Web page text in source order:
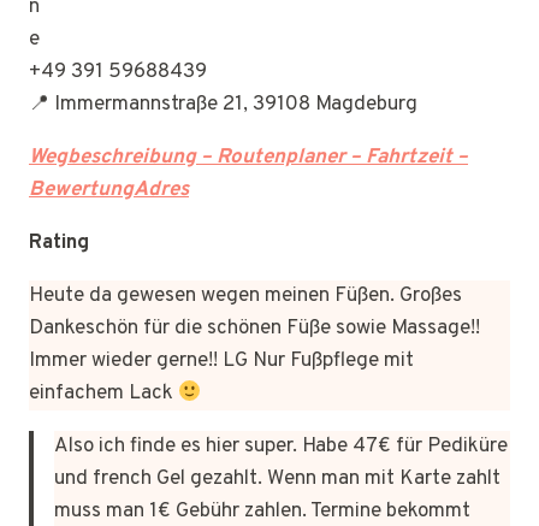
+49 391 59688439
📍 Immermannstraße 21, 39108 Magdeburg
Wegbeschreibung – Routenplaner – Fahrtzeit –
BewertungAdres
Rating
Heute da gewesen wegen meinen Füßen. Großes
Dankeschön für die schönen Füße sowie Massage!!
Immer wieder gerne!! LG Nur Fußpflege mit
einfachem Lack
Also ich finde es hier super. Habe 47€ für Pediküre
und french Gel gezahlt. Wenn man mit Karte zahlt
muss man 1€ Gebühr zahlen. Termine bekommt